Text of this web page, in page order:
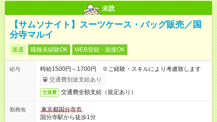
未読
【サムソナイト】スーツケース・バッグ販売／国
分寺マルイ
派遣 職種未経験OK WEB登録・面接OK
給与
時給1500円～1700円 ※ご経験・スキルにより考慮致します
交通費別途支給あり
交通費 交通費全額支給（規定あり）
勤務地
東京都国分寺市
国分寺駅から徒歩1分